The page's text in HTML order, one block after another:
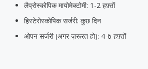
लैप्रोस्कोपिक मायोमेक्टोमी: 1-2 हफ़्तों
हिस्टेरोस्कोपिक सर्जरी: कुछ दिन
ओपन सर्जरी (अगर ज़रूरत हो): 4-6 हफ़्तों